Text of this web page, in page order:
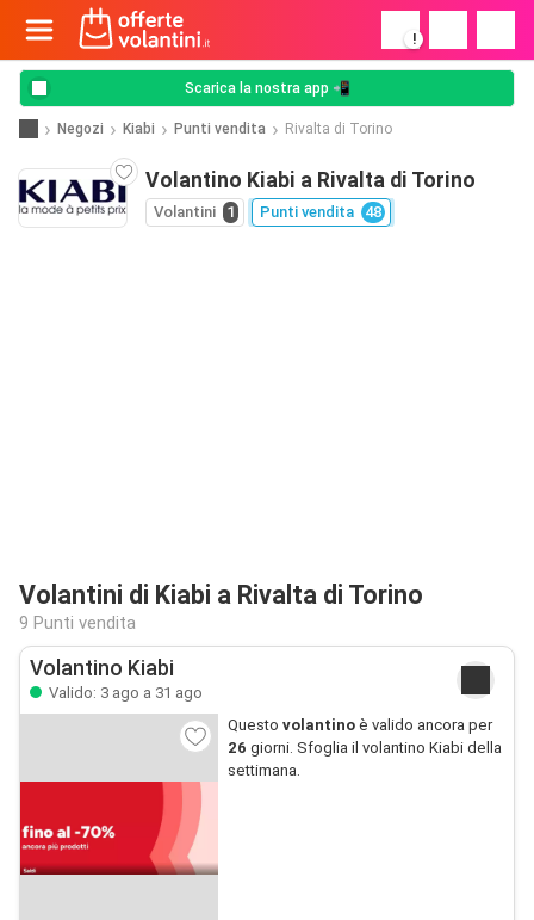
!
Scarica la nostra app 📲
Negozi Kiabi Punti vendita Rivalta di Torino
Volantino Kiabi a Rivalta di Torino
Volantini 1 Punti vendita 48
Volantini di Kiabi a Rivalta di Torino
9 Punti vendita
Volantino Kiabi
Valido: 3 ago a 31 ago
Questo volantinoè valido ancora per
26 giorni. Sfoglia il volantino Kiabi della
settimana.